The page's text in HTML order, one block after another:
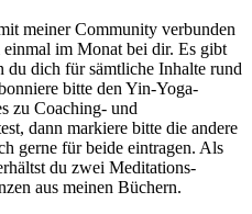
meiner Community verbunden
im Monat bei dir. Es gibt
dich für sämtliche Inhalte rund
bitte den Yin-Yoga-
zu Coaching- und
dann markiere bitte die andere
gerne für beide eintragen. Als
du zwei Meditations-
aus meinen Büchern.